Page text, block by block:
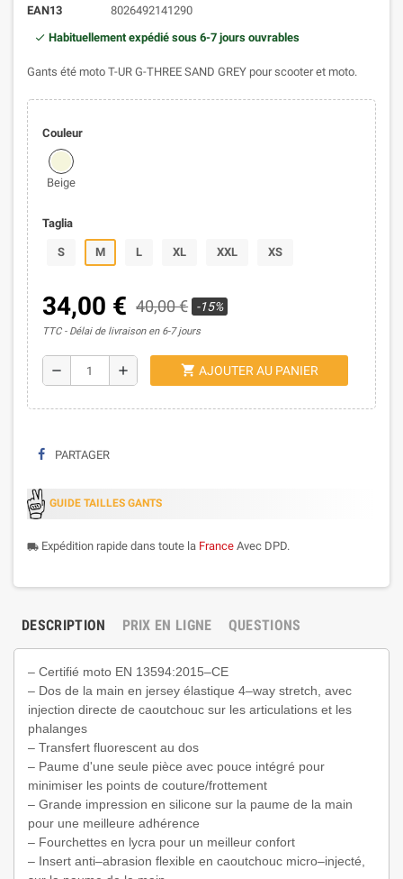
EAN13
8026492141290
Habituellement expédié sous 6-7 jours ouvrables
Gants été moto T-UR G-THREE SAND GREY pour scooter et moto.
Couleur
Beige
Taglia
S M L XL XXL XS
34,00 € 40,00 € -15%
TTC Délai de livraison en 6-7 jours
remove add shopping_cart AJOUTER AU PANIER
PARTAGER
GUIDE TAILLES GANTS
local_shipping Expédition rapide dans toute la France Avec DPD.
DESCRIPTION PRIX EN LIGNE QUESTIONS
– Certifié moto EN 13594:2015–CE
– Dos de la main en jersey élastique 4–way stretch, avec
injection directe de caoutchouc sur les articulations et les
phalanges
– Transfert fluorescent au dos
– Paume d'une seule pièce avec pouce intégré pour
minimiser les points de couture/frottement
– Grande impression en silicone sur la paume de la main
pour une meilleure adhérence
– Fourchettes en lycra pour un meilleur confort
– Insert anti–abrasion flexible en caoutchouc micro–injecté,